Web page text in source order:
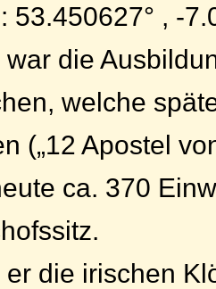
53.450627° , -
die
welche
(„12 Apostel
ca. 370
die irischen